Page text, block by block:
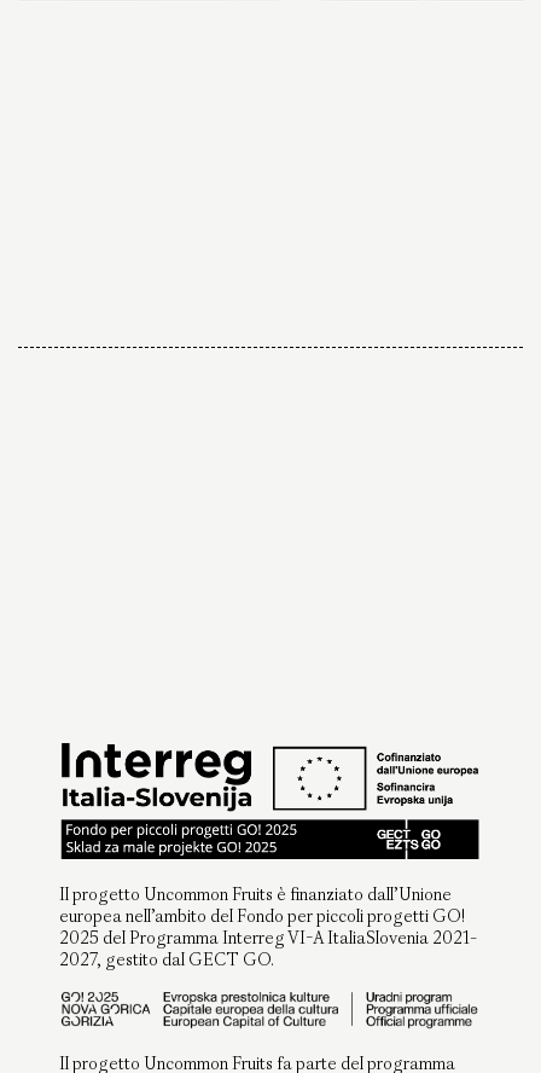
Il progetto Uncommon Fruits è finanziato dall’Unione
europea nell’ambito del Fondo per piccoli progetti GO!
2025 del Programma Interreg VI-A ItaliaSlovenia 2021-
2027, gestito dal GECT GO.
Il progetto Uncommon Fruits fa parte del programma